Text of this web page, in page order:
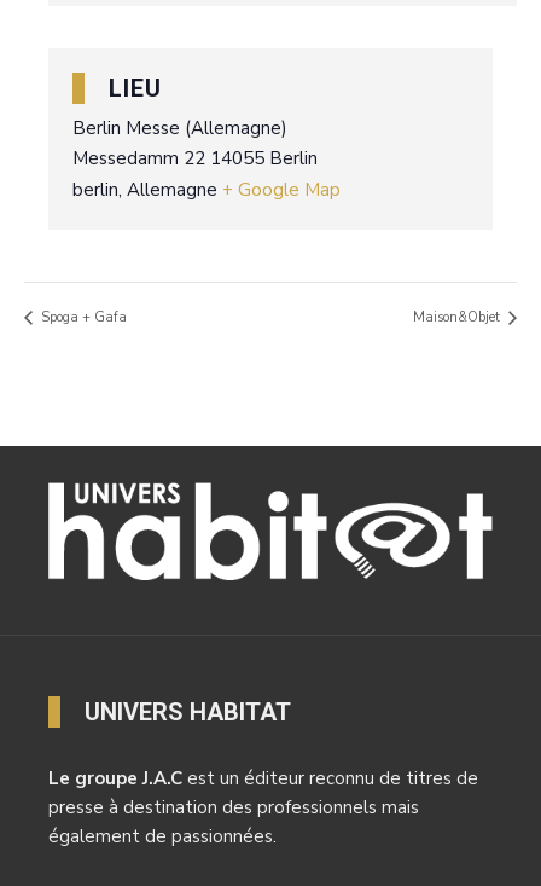
LIEU
Berlin Messe (Allemagne)
Messedamm 22 14055 Berlin
berlin, Allemagne + Google Map
Spoga + Gafa Maison&Objet
UNIVERS HABITAT
Le groupe J.A.C est un éditeur reconnu de titres de
presse à destination des professionnels mais
également de passionnées.